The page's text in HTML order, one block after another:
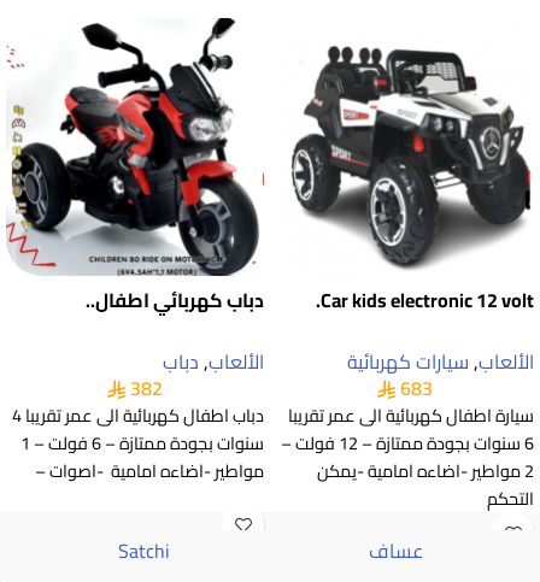
Car kids electronic 12 volt.
الألعاب,سيارات كهربائية
683
سيارة اطفال كهربائية الى عمر تقريبا
6 سنوات بجودة ممتازة – 12 فولت –
2 مواطير -اضاءه امامية -يمكن
التحكم
دباب كهربائي اطفال..
الألعاب,دباب
382
دباب اطفال كهربائية الى عمر تقريبا 4
سنوات بجودة ممتازة – 6 فولت – 1
مواطير -اضاءه امامية -اصوات –
عساف Satchi